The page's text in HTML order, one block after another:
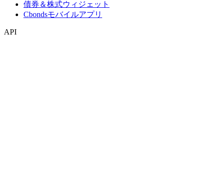
債券＆株式ウィジェット
Cbondsモバイルアプリ
API